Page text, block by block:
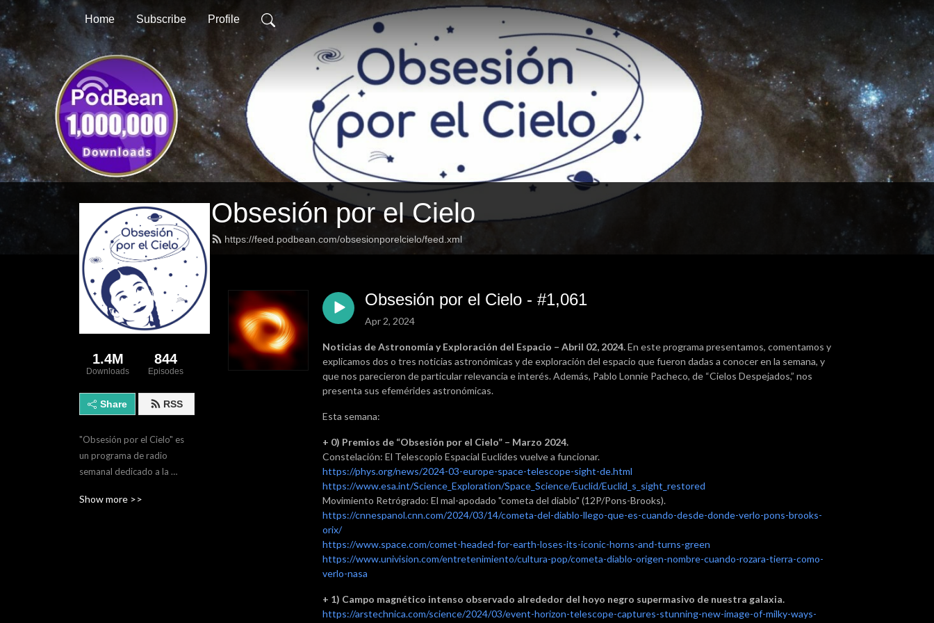
Home Subscribe Profile
Obsesión por el Cielo
https://feed.podbean.com/obsesionporelcielo/feed.xml
1.4M
Downloads
844
Episodes
Share RSS
"Obsesión por el Cielo" es
un programa de radio
semanal dedicado a la
del espacio transmitio por
Show more >>
Obsesión por el Cielo - #1,061
Apr 2, 2024
Noticias de Astronomía y Exploración del Espacio – Abril 02, 2024.En este programa presentamos, comentamos y
explicamos dos o tres noticias astronómicas y de exploración del espacio que fueron dadas a conocer en la semana, y
que nos parecieron de particular relevancia e interés. Además, Pablo Lonnie Pacheco, de “Cielos Despejados,” nos
presenta sus efemérides astronómicas.
Esta semana:
+ 0) Premios de “Obsesión por el Cielo” – Marzo 2024.
Constelación: El Telescopio Espacial Euclides vuelve a funcionar.
https://phys.org/news/2024-03-europe-space-telescope-sight-de.html
https://www.esa.int/Science_Exploration/Space_Science/Euclid/Euclid_s_sight_restored
Movimiento Retrógrado: El mal-apodado "cometa del diablo" (12P/Pons-Brooks).
https://cnnespanol.cnn.com/2024/03/14/cometa-del-diablo-llego-que-es-cuando-desde-donde-verlo-pons-brooks-
orix/
https://www.space.com/comet-headed-for-earth-loses-its-iconic-horns-and-turns-green
https://www.univision.com/entretenimiento/cultura-pop/cometa-diablo-origen-nombre-cuando-rozara-tierra-como-
verlo-nasa
+ 1) Campo magnético intenso observado alrededor del hoyo negro supermasivo de nuestra galaxia.
https://arstechnica.com/science/2024/03/event-horizon-telescope-captures-stunning-new-image-of-milky-ways-